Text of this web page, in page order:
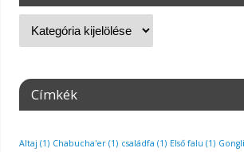
Címkék
Altaj (1) Chabucha'er(1) családfa (1) Első falu (1)